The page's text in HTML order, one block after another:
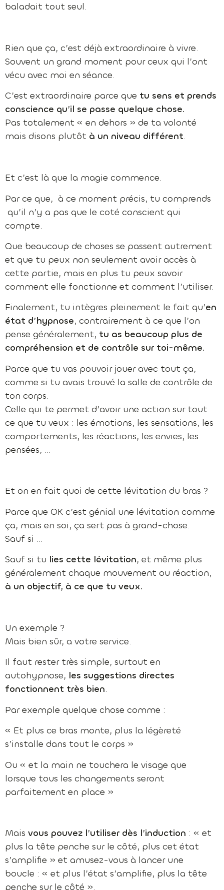
baladait tout seul.
Rien que ça, c’est déjà extraordinaire à vivre.
Souvent un grand moment pour ceux qui l’ont
vécu avec moi en séance.
C’est extraordinaire parce que tu sens et prends
conscience qu’il se passe quelque chose.
Pas totalement « en dehors » de ta volonté
mais disons plutôt à un niveau différent.
Et c’est là que la magie commence.
Par ce que, à ce moment précis, tu comprends
qu’il n’y a pas que le coté conscient qui
compte.
Que beaucoup de choses se passent autrement
et que tu peux non seulement avoir accès à
cette partie, mais en plus tu peux savoir
comment elle fonctionne et comment l’utiliser.
Finalement, tu intègres pleinement le fait qu’en
état d’hypnose, contrairement à ce que l’on
pense généralement, tu as beaucoup plus de
compréhension et de contrôle sur toi-même.
Parce que tu vas pouvoir jouer avec tout ça,
comme si tu avais trouvé la salle de contrôle de
ton corps.
Celle qui te permet d’avoir une action sur tout
ce que tu veux : les émotions, les sensations, les
comportements, les réactions, les envies, les
pensées, …
Et on en fait quoi de cette lévitation du bras ?
Parce que OK c’est génial une lévitation comme
ça, mais en soi, ça sert pas à grand-chose.
Sauf si …
Sauf si tu lies cette lévitation, et même plus
généralement chaque mouvement ou réaction,
à un objectif, à ce que tu veux.
Un exemple ?
Mais bien sûr, a votre service.
Il faut rester très simple, surtout en
autohypnose, les suggestions directes
fonctionnent très bien.
Par exemple quelque chose comme :
« Et plus ce bras monte, plus la légèreté
s’installe dans tout le corps »
Ou « et la main ne touchera le visage que
lorsque tous les changements seront
parfaitement en place »
Mais vous pouvez l’utiliser dès l’induction : « et
plus la tête penche sur le côté, plus cet état
s’amplifie » et amusez-vous à lancer une
boucle : « et plus l’état s’amplifie, plus la tête
penche sur le côté ».